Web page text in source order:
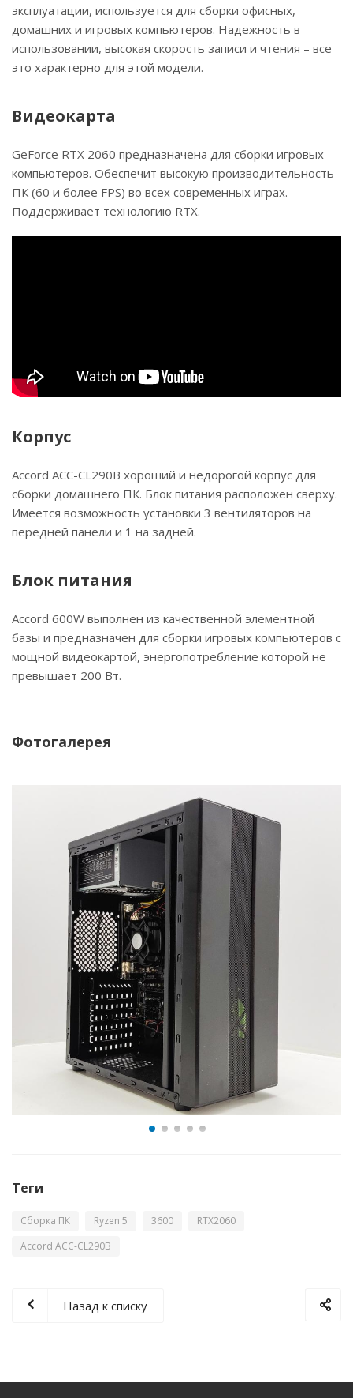
эксплуатации, используется для сборки офисных,
домашних и игровых компьютеров. Надежность в
использовании, высокая скорость записи и чтения – все
это характерно для этой модели.
Видеокарта
GeForce RTX 2060 предназначена для сборки игровых
компьютеров. Обеспечит высокую производительность
ПК (60 и более FPS) во всех современных играх.
Поддерживает технологию RTX.
Корпус
Accord ACC-CL290B хороший и недорогой корпус для
сборки домашнего ПК. Блок питания расположен сверху.
Имеется возможность установки 3 вентиляторов на
передней панели и 1 на задней.
Блок питания
Accord 600W выполнен из качественной элементной
базы и предназначен для сборки игровых компьютеров с
мощной видеокартой, энергопотребление которой не
превышает 200 Вт.
Фотогалерея
Теги
Сборка ПК Ryzen 5 3600
RTX2060
Accord ACC-CL290B
Назад к списку